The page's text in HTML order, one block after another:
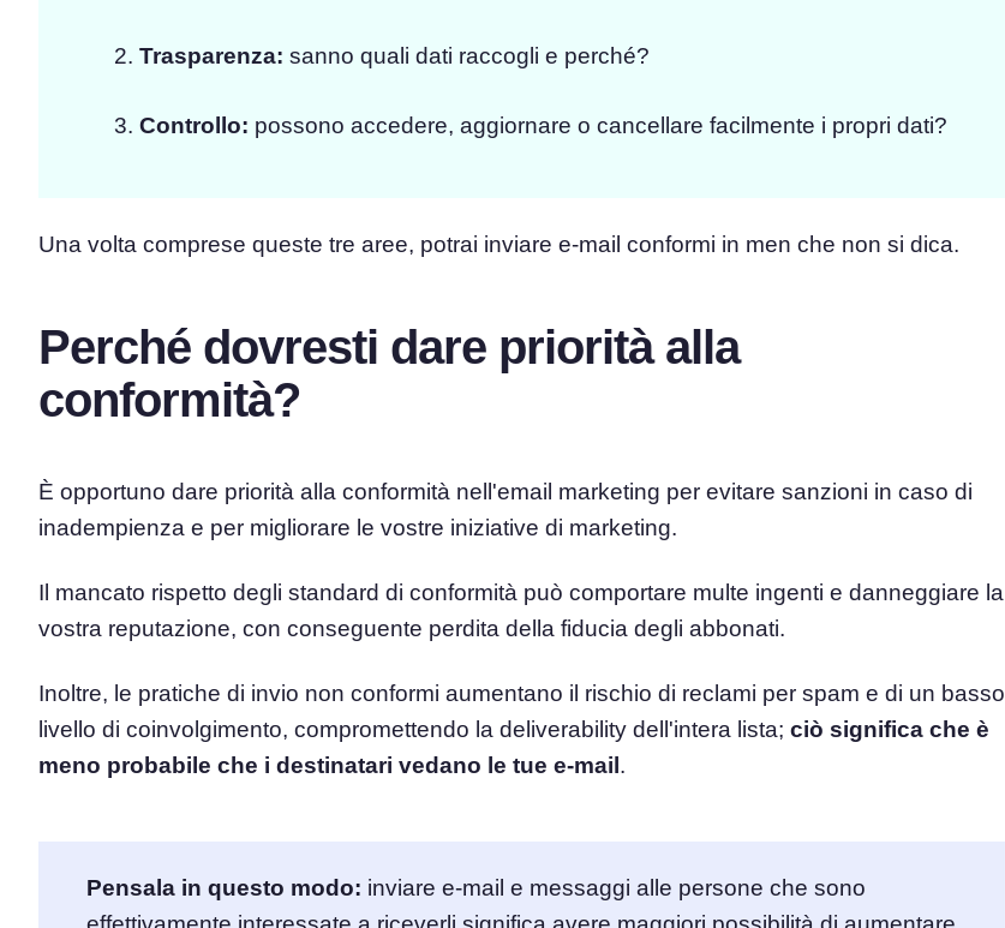
Trasparenza: sanno quali dati raccogli e perché?
Controllo: possono accedere, aggiornare o cancellare facilmente i propri dati?
Una volta comprese queste tre aree, potrai inviare e-mail conformi in men che non si dica.
Perché dovresti dare priorità alla
conformità?
È opportuno dare priorità alla conformità nell'email marketing per evitare sanzioni in caso di
inadempienza e per migliorare le vostre iniziative di marketing.
Il mancato rispetto degli standard di conformità può comportare multe ingenti e danneggiare la
vostra reputazione, con conseguente perdita della fiducia degli abbonati.
Inoltre, le pratiche di invio non conformi aumentano il rischio di reclami per spam e di un basso
livello di coinvolgimento, compromettendo la deliverability dell'intera lista; ciò significa che è
meno probabile che i destinatari vedano le tue e-mail .
Pensala in questo modo: inviare e-mail e messaggi alle persone che sono